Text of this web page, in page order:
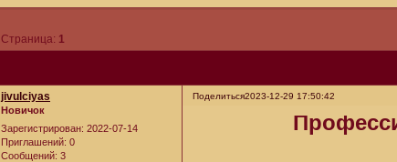
Страница: 1
Поделиться2023-12-29 17:50:42
jivulciyas
Новичок
Зарегистрирован: 2022-07-14
Приглашений: 0
Сообщений: 3